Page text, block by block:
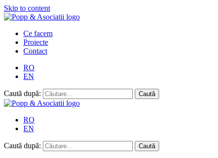
Skip to content
Ce facem
Proiecte
Contact
RO
EN
Caută după:
RO
EN
Caută după: